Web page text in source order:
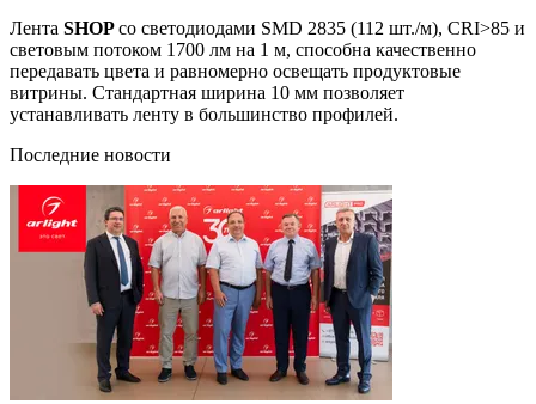
Лента SHOPсо светодиодами SMD 2835 (112 шт./м), CRI>85 и
световым потоком 1700 лм на 1 м, способна качественно
передавать цвета и равномерно освещать продуктовые
витрины. Стандартная ширина 10 мм позволяет
устанавливать ленту в большинство профилей.
Последние новости